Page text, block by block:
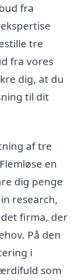
fra
tre
fra vores
dig, at du
til dit
af tre
en
dig penge
research,
firma, der
På den
i
som